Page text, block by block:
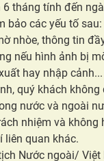
6 tháng tính đến
bảo các yếu tố
nhòe, thông tin
nếu hình ảnh bị
hay nhập
quý khách
nước và ngoài
nhiệm và không
liên quan khác.
Nước ngoài/ Việt